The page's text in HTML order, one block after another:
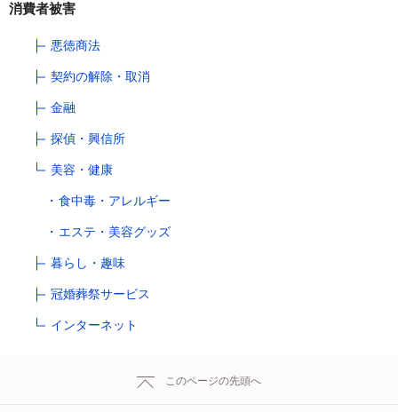
消費者被害
悪徳商法
契約の解除・取消
金融
探偵・興信所
美容・健康
食中毒・アレルギー
エステ・美容グッズ
暮らし・趣味
冠婚葬祭サービス
インターネット
このページの先頭へ